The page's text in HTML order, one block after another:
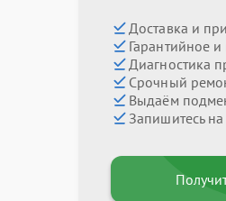
Доставка и
Гарантийное
Диагностика
Срочный
Выдаём
Запишитесь